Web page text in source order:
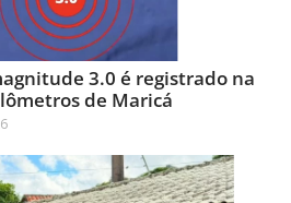
3.0 é registrado na
de Maricá